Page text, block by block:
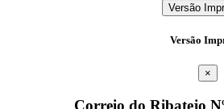
Versão
Versão
×
Correio do Ribatejo